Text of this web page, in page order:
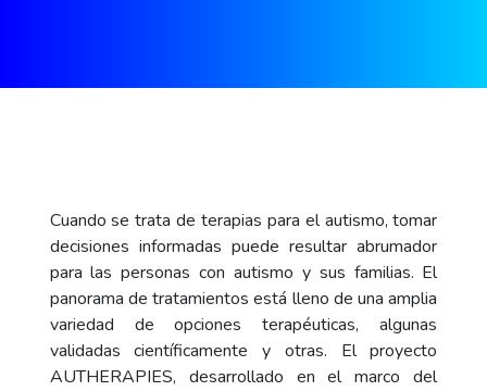
Cuando se trata de terapias para el autismo, tomar
decisiones informadas puede resultar abrumador
para las personas con autismo y sus familias. El
panorama de tratamientos está lleno de una amplia
variedad de opciones terapéuticas, algunas
validadas científicamente y otras. El proyecto
AUTHERAPIES, desarrollado en el marco del